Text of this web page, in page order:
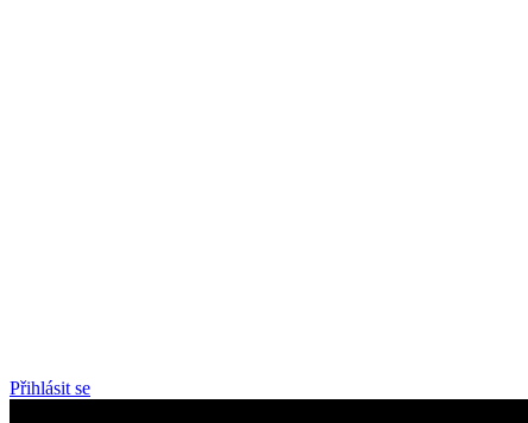
Přihlásit se